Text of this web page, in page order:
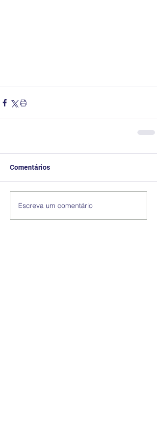
Comentários
Escreva um comentário